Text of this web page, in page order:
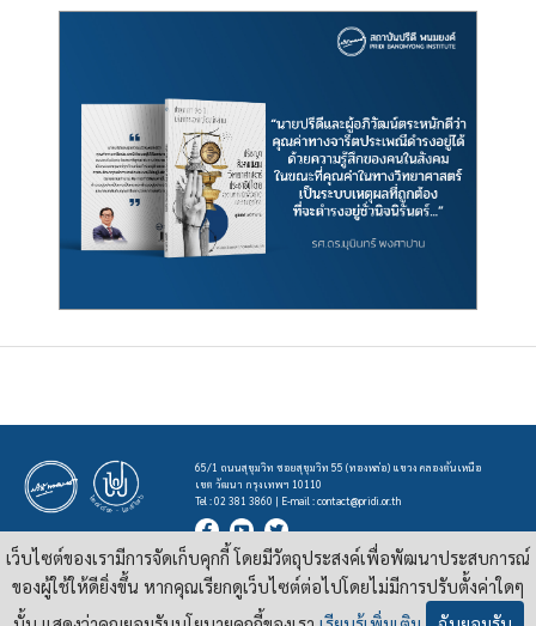
65/1 ถนนสุขุมวิท ซอยสุขุมวิท 55 (ทองหล่อ) แขวง คลองตันเหนือ
เขต วัฒนา กรุงเทพฯ 10110
Tel : 02 381 3860 | E-mail :contact@pridi.or.th
บทความ รูปภาพ และสื่ออื่นๆ ที่มีสัญลักษณ์ของสถาบันปรีดี พนมยงค์ ในเว็บไซต์https://pridi.or.th
เผยแพร่ภายใต้สัญญาอนุญาตครีเอทีฟคอมมอนส์แบบแสดงที่มา-ไม่ใช่เชิงพาณิชย์ 4.0 สากล
เว็บไซต์ของเรามีการจัดเก็บคุกกี้ โดยมีวัตถุประสงค์เพื่อพัฒนาประสบการณ์
ของผู้ใช้ให้ดียิ่งขึ้น หากคุณเรียกดูเว็บไซต์ต่อไปโดยไม่มีการปรับตั้งค่าใดๆ